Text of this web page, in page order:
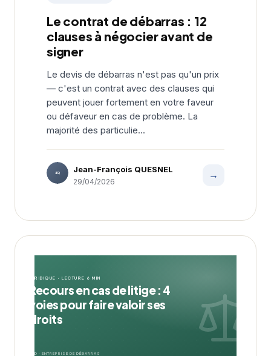
Le contrat de débarras : 12
clauses à négocier avant de
signer
Le devis de débarras n'est pas qu'un prix
— c'est un contrat avec des clauses qui
peuvent jouer fortement en votre faveur
ou défaveur en cas de problème. La
majorité des particulie...
JFQ Jean-François QUESNEL
29/04/2026
→
JURIDIQUE · LECTURE 6 MIN
Recours en cas de litige : 4
voies pour faire valoir ses
droits
EDD · ENTREPRISE DE DÉBARRAS